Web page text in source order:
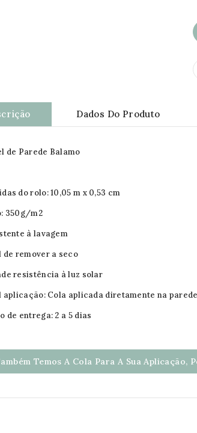
Dados Do Produto
de Parede Balamo
do rolo: 10,05 m x 0,53 cm
350g/m2
à lavagem
de remover a seco
resistência à luz solar
aplicação: Cola aplicada diretamente na parede
de entrega: 2 a 5 dias
Temos A Cola Para A Sua Aplicação,